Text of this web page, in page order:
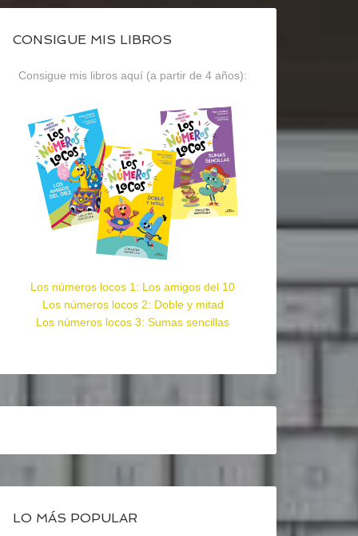
CONSIGUE MIS LIBROS
Consigue mis libros aquí (a partir de 4 años):
Los números locos 1: Los amigos del 10
Los números locos 2: Doble y mitad
Los números locos 3: Sumas sencillas
LO MÁS POPULAR